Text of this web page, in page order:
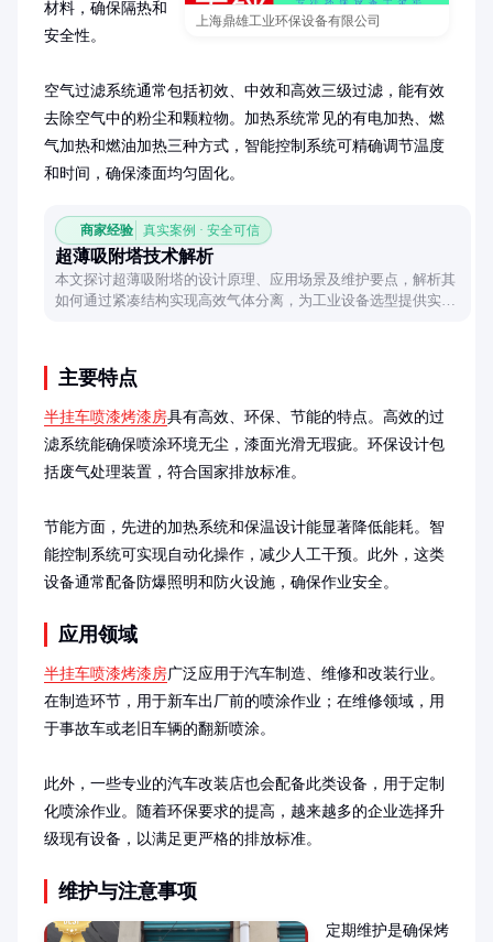
上海鼎雄工业环保设备有限公司
材料，确保隔热和
安全性。
空气过滤系统通常包括初效、中效和高效三级过滤，能有效
去除空气中的粉尘和颗粒物。加热系统常见的有电加热、燃
气加热和燃油加热三种方式，智能控制系统可精确调节温度
和时间，确保漆面均匀固化。
商家经验 真实案例 · 安全可信
超薄吸附塔技术解析
本文探讨超薄吸附塔的设计原理、应用场景及维护要点，解析其
如何通过紧凑结构实现高效气体分离，为工业设备选型提供实用
主要特点
半挂车喷漆烤漆房具有高效、环保、节能的特点。高效的过
滤系统能确保喷涂环境无尘，漆面光滑无瑕疵。环保设计包
括废气处理装置，符合国家排放标准。
节能方面，先进的加热系统和保温设计能显著降低能耗。智
能控制系统可实现自动化操作，减少人工干预。此外，这类
设备通常配备防爆照明和防火设施，确保作业安全。
应用领域
半挂车喷漆烤漆房广泛应用于汽车制造、维修和改装行业。
在制造环节，用于新车出厂前的喷涂作业；在维修领域，用
于事故车或老旧车辆的翻新喷涂。
此外，一些专业的汽车改装店也会配备此类设备，用于定制
化喷涂作业。随着环保要求的提高，越来越多的企业选择升
级现有设备，以满足更严格的排放标准。
维护与注意事项
定期维护是确保烤